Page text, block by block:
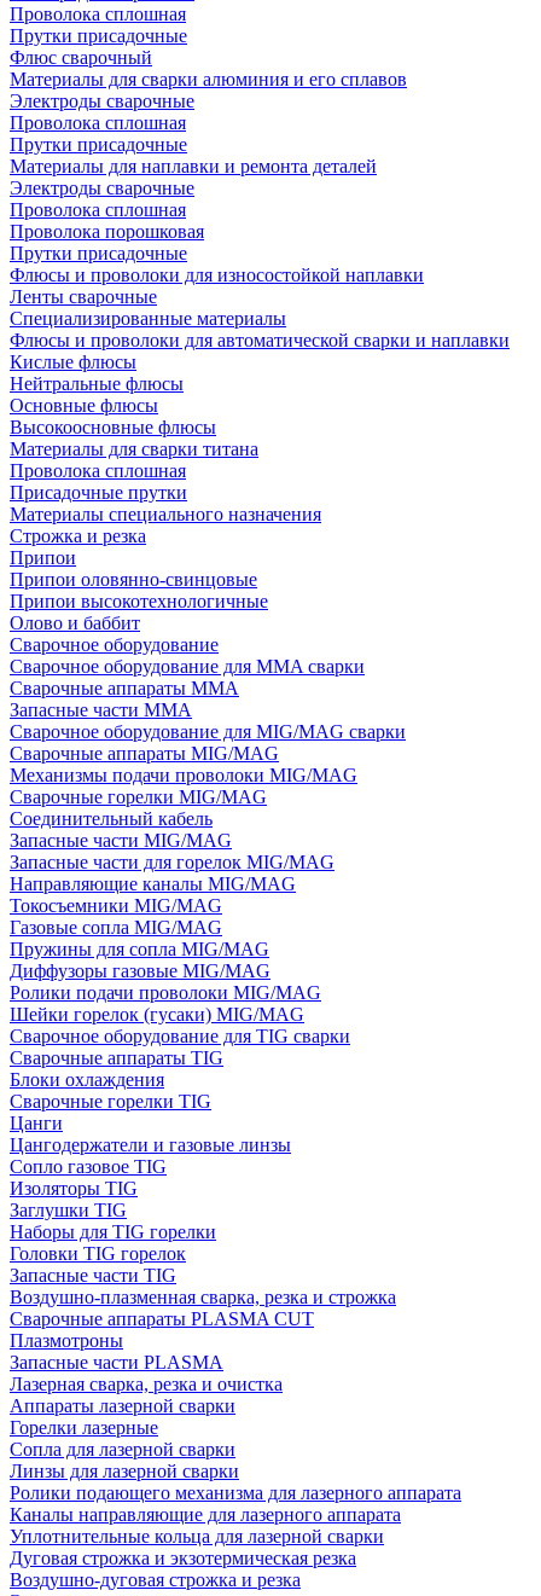
Проволока сплошная
Прутки присадочные
Флюс сварочный
Материалы для сварки алюминия и его сплавов
Электроды сварочные
Проволока сплошная
Прутки присадочные
Материалы для наплавки и ремонта деталей
Электроды сварочные
Проволока сплошная
Проволока порошковая
Прутки присадочные
Флюсы и проволоки для износостойкой наплавки
Ленты сварочные
Специализированные материалы
Флюсы и проволоки для автоматической сварки и наплавки
Кислые флюсы
Нейтральные флюсы
Основные флюсы
Высокоосновные флюсы
Материалы для сварки титана
Проволока сплошная
Присадочные прутки
Материалы специального назначения
Строжка и резка
Припои
Припои оловянно-свинцовые
Припои высокотехнологичные
Олово и баббит
Сварочное оборудование
Сварочное оборудование для MMA сварки
Сварочные аппараты MMA
Запасные части MMA
Сварочное оборудование для MIG/MAG сварки
Сварочные аппараты MIG/MAG
Механизмы подачи проволоки MIG/MAG
Сварочные горелки MIG/MAG
Соединительный кабель
Запасные части MIG/MAG
Запасные части для горелок MIG/MAG
Направляющие каналы MIG/MAG
Токосъемники MIG/MAG
Газовые сопла MIG/MAG
Пружины для сопла MIG/MAG
Диффузоры газовые MIG/MAG
Ролики подачи проволоки MIG/MAG
Шейки горелок (гусаки) MIG/MAG
Сварочное оборудование для TIG сварки
Сварочные аппараты TIG
Блоки охлаждения
Сварочные горелки TIG
Цанги
Цангодержатели и газовые линзы
Сопло газовое TIG
Изоляторы TIG
Заглушки TIG
Наборы для TIG горелки
Головки TIG горелок
Запасные части TIG
Воздушно-плазменная сварка, резка и строжка
Сварочные аппараты PLASMA CUT
Плазмотроны
Запасные части PLASMA
Лазерная сварка, резка и очистка
Аппараты лазерной сварки
Горелки лазерные
Сопла для лазерной сварки
Линзы для лазерной сварки
Ролики подающего механизма для лазерного аппарата
Каналы направляющие для лазерного аппарата
Уплотнительные кольца для лазерной сварки
Дуговая строжка и экзотермическая резка
Воздушно-дуговая строжка и резка